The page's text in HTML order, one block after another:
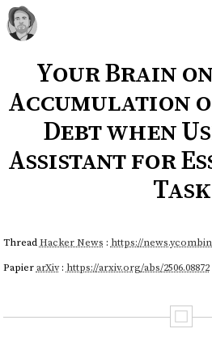
Your Brain
Accumulation
Debt when
Assistant for
Task
ThreadHacker News : https://
PapierarXiv: https://arxiv.org/abs/2506.08872